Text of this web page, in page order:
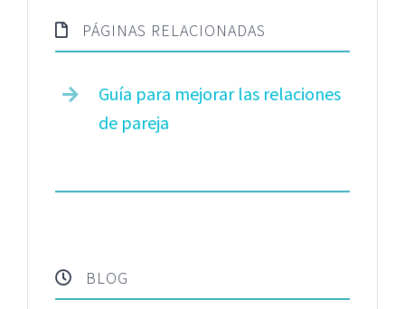
PÁGINAS RELACIONADAS
Guía para mejorar las relaciones
de pareja
BLOG